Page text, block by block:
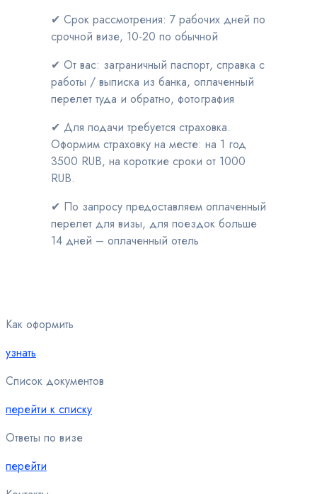
✔ Срок рассмотрения: 7 рабочих дней по
срочной визе, 10-20 по обычной
✔ От вас: заграничный паспорт, справка с
работы / выписка из банка, оплаченный
перелет туда и обратно, фотография
✔ Для подачи требуется страховка.
Оформим страховку на месте: на 1 год
3500 RUB, на короткие сроки от 1000
RUB.
✔ По запросу предоставляем оплаченный
перелет для визы, для поездок больше
14 дней – оплаченный отель
Как оформить
узнать
Список документов
перейти к списку
Ответы по визе
перейти